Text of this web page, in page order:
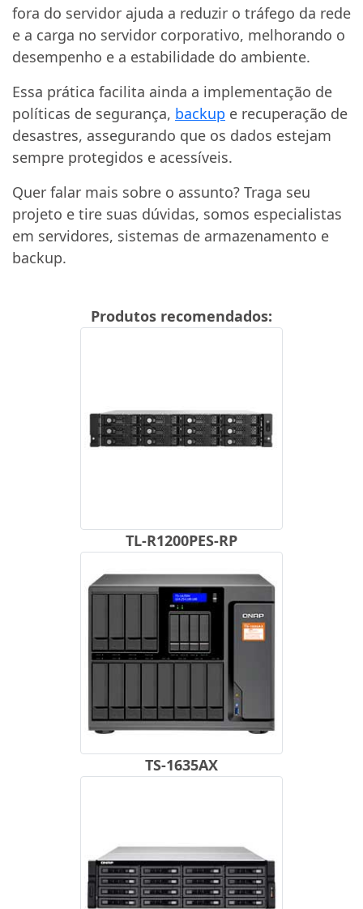
fora do servidor ajuda a reduzir o tráfego da rede
e a carga no servidor corporativo, melhorando o
desempenho e a estabilidade do ambiente.
Essa prática facilita ainda a implementação de
políticas de segurança, backup e recuperação de
desastres, assegurando que os dados estejam
sempre protegidos e acessíveis.
Quer falar mais sobre o assunto? Traga seu
projeto e tire suas dúvidas, somos especialistas
em servidores, sistemas de armazenamento e
backup.
Produtos recomendados:
TL-R1200PES-RP
TS-1635AX